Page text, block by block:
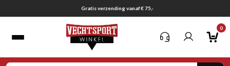
naar
Gratis verzending vanaf € 75,-
0